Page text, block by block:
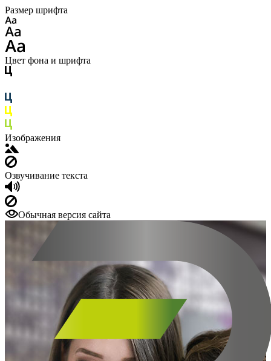
Размер шрифта
Цвет фона и шрифта
Изображения
Озвучивание текста
Обычная версия сайта